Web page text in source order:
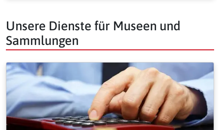
Unsere Dienste für Museen und
Sammlungen